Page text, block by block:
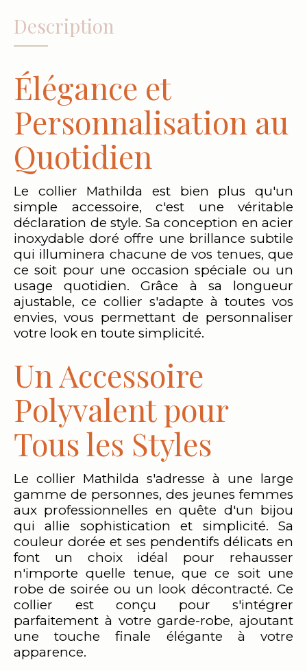
Description
Élégance et
Personnalisation au
Quotidien
Le collier Mathilda est bien plus qu'un
simple accessoire, c'est une véritable
déclaration de style. Sa conception en acier
inoxydable doré offre une brillance subtile
qui illuminera chacune de vos tenues, que
ce soit pour une occasion spéciale ou un
usage quotidien. Grâce à sa longueur
ajustable, ce collier s'adapte à toutes vos
envies, vous permettant de personnaliser
votre look en toute simplicité.
Un Accessoire
Polyvalent pour
Tous les Styles
Le collier Mathilda s'adresse à une large
gamme de personnes, des jeunes femmes
aux professionnelles en quête d'un bijou
qui allie sophistication et simplicité. Sa
couleur dorée et ses pendentifs délicats en
font un choix idéal pour rehausser
n'importe quelle tenue, que ce soit une
robe de soirée ou un look décontracté. Ce
collier est conçu pour s'intégrer
parfaitement à votre garde-robe, ajoutant
une touche finale élégante à votre
apparence.